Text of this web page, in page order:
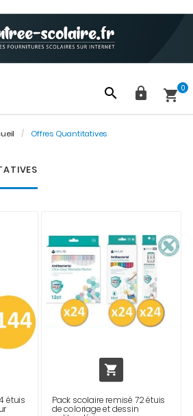
   0
Offres Quantitatives
étuis

Pack scolaire remisé 72 étuis
de coloriage et dessin